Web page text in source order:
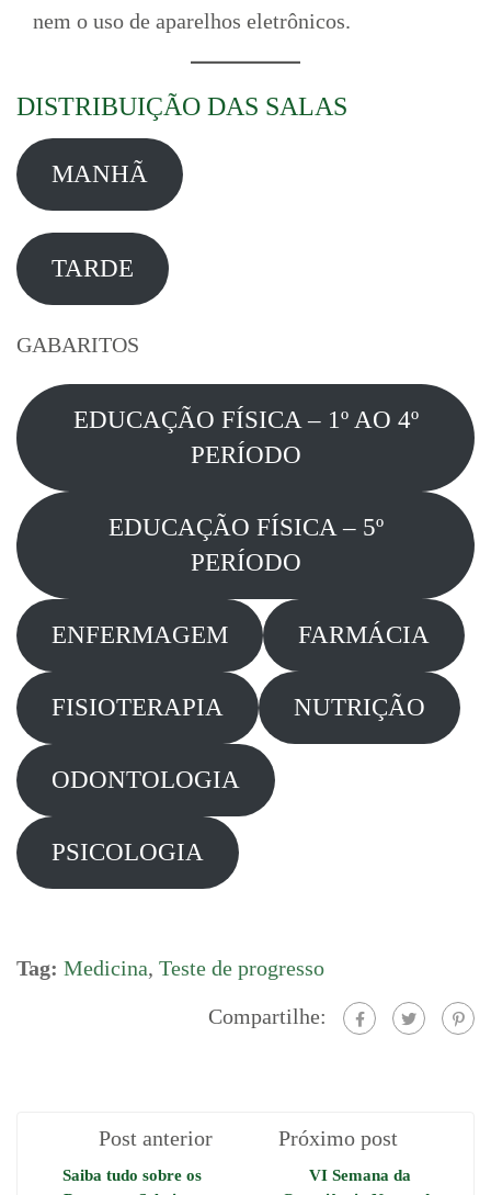
nem o uso de aparelhos eletrônicos.
DISTRIBUIÇÃO DAS SALAS
MANHÃ
TARDE
GABARITOS
EDUCAÇÃO FÍSICA – 1º AO 4º
PERÍODO
EDUCAÇÃO FÍSICA – 5º
PERÍODO
ENFERMAGEM FARMÁCIA
FISIOTERAPIA NUTRIÇÃO
ODONTOLOGIA
PSICOLOGIA
Tag: Medicina, Teste de progresso
Compartilhe:
Post anterior
Saiba tudo sobre os
Próximo post
VI Semana da